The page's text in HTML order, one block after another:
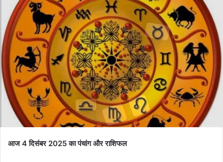
आज 4 दिसंबर 2025 का पंचांग और राशिफल